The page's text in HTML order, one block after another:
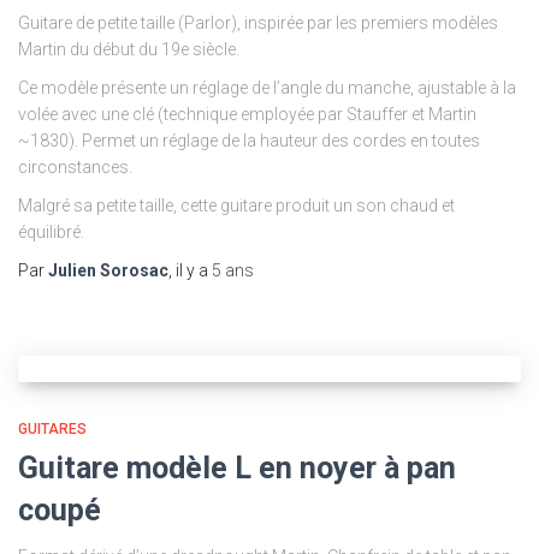
Guitare de petite taille (Parlor), inspirée par les premiers modèles
Martin du début du 19e siècle.
Ce modèle présente un réglage de l’angle du manche, ajustable à la
volée avec une clé (technique employée par Stauffer et Martin
~1830). Permet un réglage de la hauteur des cordes en toutes
circonstances.
Malgré sa petite taille, cette guitare produit un son chaud et
équilibré.
ParJulien Sorosac, il y a 5 ans
GUITARES
Guitare modèle L en noyer à pan
coupé